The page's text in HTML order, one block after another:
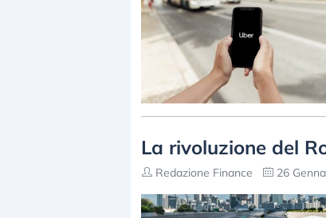
La rivoluzione del
Redazione Finance 26